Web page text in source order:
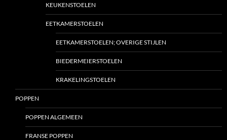
KEUKENSTOELEN
EETKAMERSTOELEN
EETKAMERSTOELEN; OVERIGE STIJLEN
BIEDERMEIERSTOELEN
KRAKELINGSTOELEN
POPPEN
POPPEN ALGEMEEN
FRANSE POPPEN